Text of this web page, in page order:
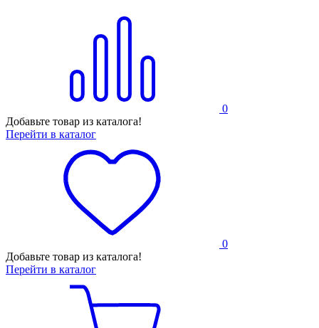
0
Добавьте товар из каталога!
Перейти в каталог
0
Добавьте товар из каталога!
Перейти в каталог